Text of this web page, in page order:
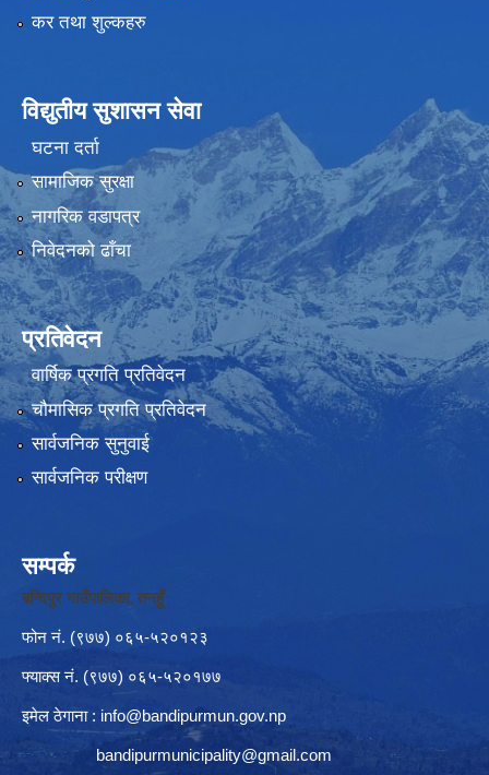
कर तथा शुल्कहरु
विद्युतीय सुशासन सेवा
घटना दर्ता
सामाजिक सुरक्षा
नागरिक वडापत्र
निवेदनको ढाँचा
प्रतिवेदन
वार्षिक प्रगति प्रतिवेदन
चौमासिक प्रगति प्रतिवेदन
सार्वजनिक सुनुवाई
सार्वजनिक परीक्षण
सम्पर्क
बन्दिपुर गाउँपालिका, तनहुँ
फोन नं‍. (९७७) ०६५-५२०१२३
फ्याक्स नं. (९७७) ०६५-५२०१७७
इमेल ठेगाना : info@bandipurmun.gov.np
bandipurmunicipality@gmail.com